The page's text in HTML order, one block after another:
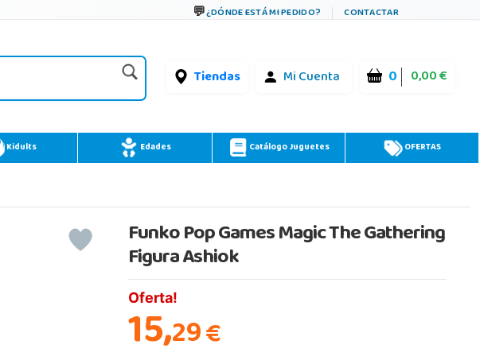
¿DÓNDE ESTÁ MI PEDIDO? CONTACTAR
Tiendas Mi Cuenta 0 0,00 €
Kidults Edades Catálogo Juguetes OFERTAS
Funko Pop Games Magic The Gathering
Figura Ashiok
Oferta!
15,29€